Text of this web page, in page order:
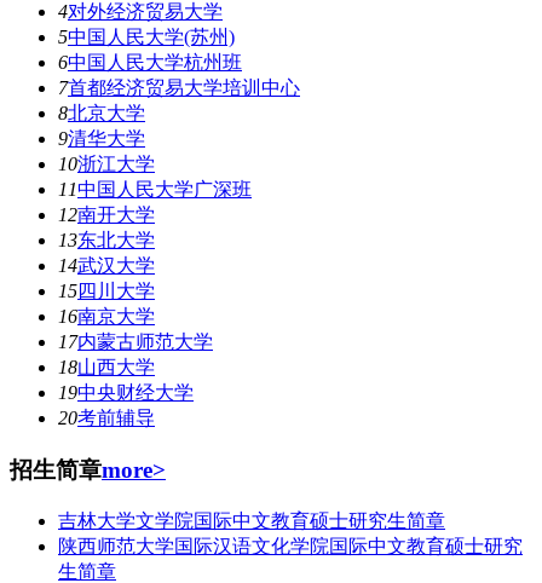
4对外经济贸易大学
5中国人民大学(苏州)
6中国人民大学杭州班
7首都经济贸易大学培训中心
8北京大学
9清华大学
10浙江大学
11中国人民大学广深班
12南开大学
13东北大学
14武汉大学
15四川大学
16南京大学
17内蒙古师范大学
18山西大学
19中央财经大学
20考前辅导
招生简章more>
吉林大学文学院国际中文教育硕士研究生简章
陕西师范大学国际汉语文化学院国际中文教育硕士研究
生简章